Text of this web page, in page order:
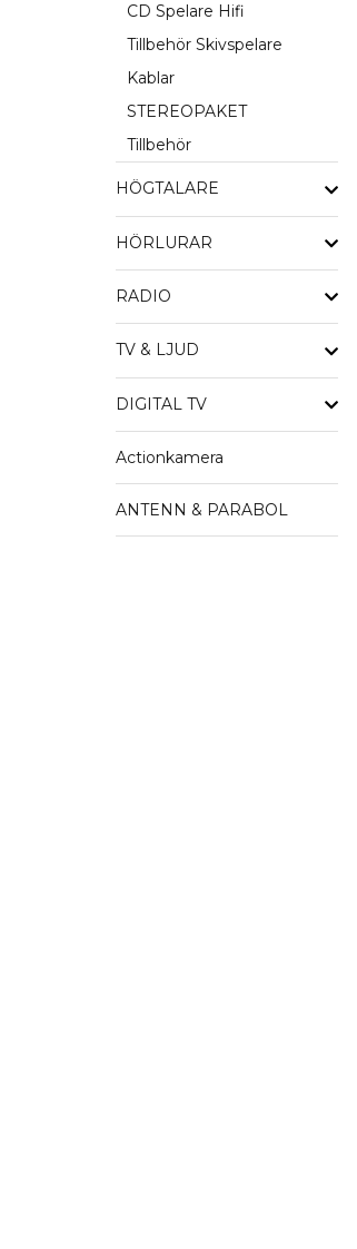
CD Spelare Hifi
Tillbehör Skivspelare
Kablar
STEREOPAKET
Tillbehör
HÖGTALARE
HÖRLURAR
RADIO
TV & LJUD
DIGITAL TV
Actionkamera
ANTENN & PARABOL